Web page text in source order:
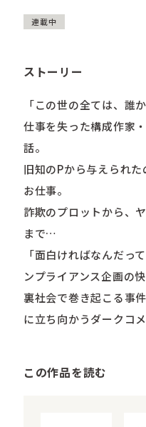
連載中
ストーリー
「この世の全ては、誰
仕事を失った構成作家
話。
旧知のPから与えられ
お仕事。
詐欺のプロットから、
まで…
「面白ければなんだっ
ンプライアンス企画の快
裏社会で巻き起こる事
に立ち向かうダークコメ
この作品を読む